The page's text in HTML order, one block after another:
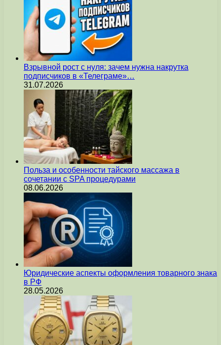
Взрывной рост с нуля: зачем нужна накрутка
подписчиков в «Телеграме»…
31.07.2026
Польза и особенности тайского массажа в
сочетании с SPA процедурами
08.06.2026
Юридические аспекты оформления товарного знака
в РФ
28.05.2026